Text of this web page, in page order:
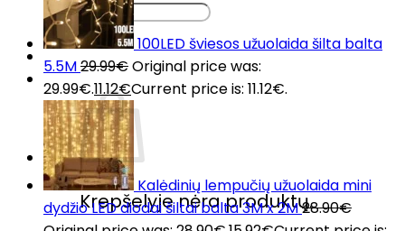
Krepšelyje nėra produktų.
100LED šviesos užuolaida šilta balta
5.5M29.99€Original price was:
29.99€.11.12€Current price is: 11.12€.
Kalėdinių lempučių užuolaida mini
dydžio LED diodai šiltai balta 3M x 2M28.90€